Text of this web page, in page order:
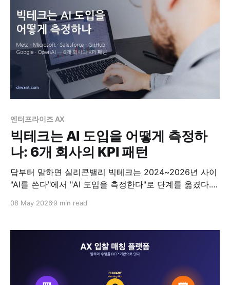
엔터프라이즈 AX
빅테크는 AI 도입을 어떻게 측정하
나: 6개 회사의 KPI 패턴
답부터 말하면 실리콘밸리 빅테크는 2024~2026년 사이
"AI를 쓴다"에서 "AI 도입을 측정한다"로 단계를 옮겼다.
단위를 만들었고, GitHub은 표준 대시보드를 외부에 공개
보인다. 이 글은 그 사례들을 정리하고, 한국 기업이 그대
08 May 2026 9 min read